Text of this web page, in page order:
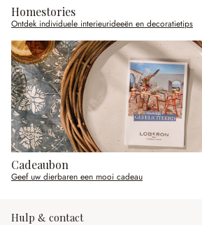
Homestories
Ontdek individuele interieurideeën en decoratietips
Cadeaubon
Geef uw dierbaren een mooi cadeau
Hulp & contact